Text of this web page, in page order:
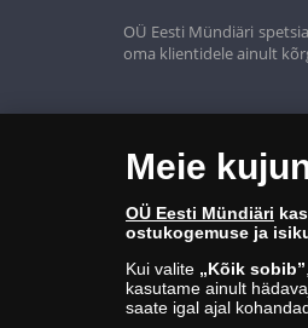
OÜ Eesti Mündiäri
oma klientidele ainult
© Copyright 2026 -
Meie
OÜ Eesti Mündiäri
ostukogemuse ja
Kui valite „Kõik sobib”
kasutame ainult
saate igal ajal